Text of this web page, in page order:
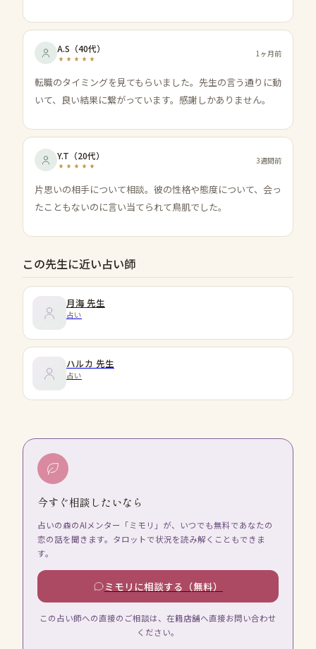
A.S （40代） 1ヶ月前
転職のタイミングを見てもらいました。先生の言う通りに動
いて、良い結果に繋がっています。感謝しかありません。
Y.T （20代） 3週間前
片思いの相手について相談。彼の性格や態度について、会っ
たこともないのに言い当てられて鳥肌でした。
この先生に近い占い師
月海 先生
占い
ハルカ 先生
占い
今すぐ相談したいなら
占いの森のAIメンター「ミモリ」が、いつでも無料であなたの
恋の話を聞きます。タロットで状況を読み解くこともできま
す。
ミモリに相談する（無料）
この占い師への直接のご相談は、在籍店舗へ直接お問い合わせ
ください。